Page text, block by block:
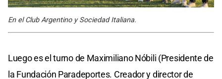
En el Club Argentino y Sociedad Italiana.
Luego es el turno de Maximiliano Nóbili (Presidente de
la Fundación Paradeportes. Creador y director de